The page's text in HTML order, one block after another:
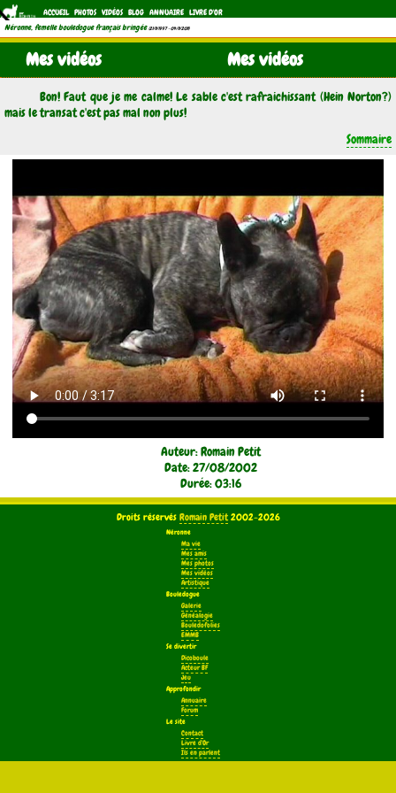
ACCUEIL PHOTOS VIDÉOS BLOG ANNUAIRE LIVRE D'OR
Néronne, femelle bouledogue français bringée (21/11/1997 - 04/11/2011)
Mes vidéos Mes vidéos
Bon! Faut que je me calme! Le sable c'est rafraichissant (Hein Norton?)
mais le transat c'est pas mal non plus!
Sommaire
Auteur: Romain Petit
Date: 27/08/2002
Durée: 03:16
Droits réservés Romain Petit2002-2026
Néronne
Ma vie
Mes amis
Mes photos
Mes vidéos
Artistique
Bouledogue
Galerie
Généalogie
Bouledofolies
EMMB
Se divertir
Dicoboule
Acteur BF
Jeu
Approfondir
Annuaire
Forum
Le site
Contact
Livre d'Or
Ils en parlent